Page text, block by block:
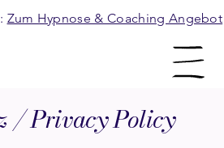
Zum Hypnose & Coaching Angebot
/ Privacy Policy